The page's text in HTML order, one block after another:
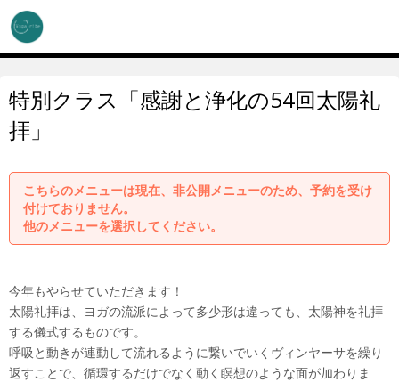
特別クラス「感謝と浄化の54回太陽礼
拝」
こちらのメニューは現在、非公開メニューのため、予約を受け
付けておりません。
他のメニューを選択してください。
今年もやらせていただきます！
太陽礼拝は、ヨガの流派によって多少形は違っても、太陽神を礼拝
する儀式するものです。
呼吸と動きが連動して流れるように繋いでいくヴィンヤーサを繰り
返すことで、循環するだけでなく動く瞑想のような面が加わりま